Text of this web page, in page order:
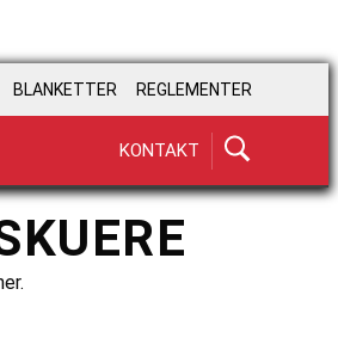
BLANKETTER REGLEMENTER
KONTAKT